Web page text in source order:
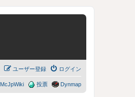
ログイン
ユーザー登録
Dynmap
投票
McJpWiki